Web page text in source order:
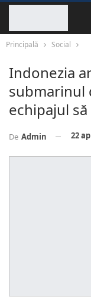
Principală Social
Indonezia
submarinul
echipajul
De Admin 22